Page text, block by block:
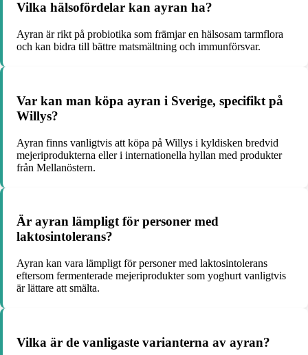
Vilka hälsofördelar kan ayran ha?
Ayran är rikt på probiotika som främjar en hälsosam tarmflora
och kan bidra till bättre matsmältning och immunförsvar.
Var kan man köpa ayran i Sverige, specifikt på
Willys?
Ayran finns vanligtvis att köpa på Willys i kyldisken bredvid
mejeriprodukterna eller i internationella hyllan med produkter
från Mellanöstern.
Är ayran lämpligt för personer med
laktosintolerans?
Ayran kan vara lämpligt för personer med laktosintolerans
eftersom fermenterade mejeriprodukter som yoghurt vanligtvis
är lättare att smälta.
Vilka är de vanligaste varianterna av ayran?